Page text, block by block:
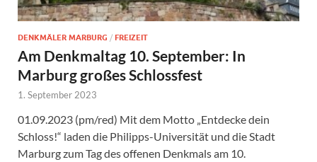
DENKMÄLER MARBURG / FREIZEIT
Am Denkmaltag 10. September: In
Marburg großes Schlossfest
1. September 2023
01.09.2023 (pm/red) Mit dem Motto „Entdecke dein
Schloss!“ laden die Philipps-Universität und die Stadt
Marburg zum Tag des offenen Denkmals am 10.